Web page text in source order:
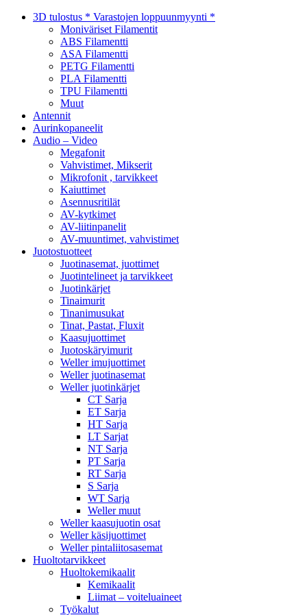
3D tulostus * Varastojen loppuunmyynti *
Moniväriset Filamentit
ABS Filamentti
ASA Filamentti
PETG Filamentti
PLA Filamentti
TPU Filamentti
Muut
Antennit
Aurinkopaneelit
Audio – Video
Megafonit
Vahvistimet, Mikserit
Mikrofonit , tarvikkeet
Kaiuttimet
Asennusritilät
AV-kytkimet
AV-liitinpanelit
AV-muuntimet, vahvistimet
Juotostuotteet
Juotinasemat, juottimet
Juotintelineet ja tarvikkeet
Juotinkärjet
Tinaimurit
Tinanimusukat
Tinat, Pastat, Fluxit
Kaasujuottimet
Juotoskäryimurit
Weller imujuottimet
Weller juotinasemat
Weller juotinkärjet
CT Sarja
ET Sarja
HT Sarja
LT Sarjat
NT Sarja
PT Sarja
RT Sarja
S Sarja
WT Sarja
Weller muut
Weller kaasujuotin osat
Weller käsijuottimet
Weller pintaliitosasemat
Huoltotarvikkeet
Huoltokemikaalit
Kemikaalit
Liimat – voiteluaineet
Työkalut